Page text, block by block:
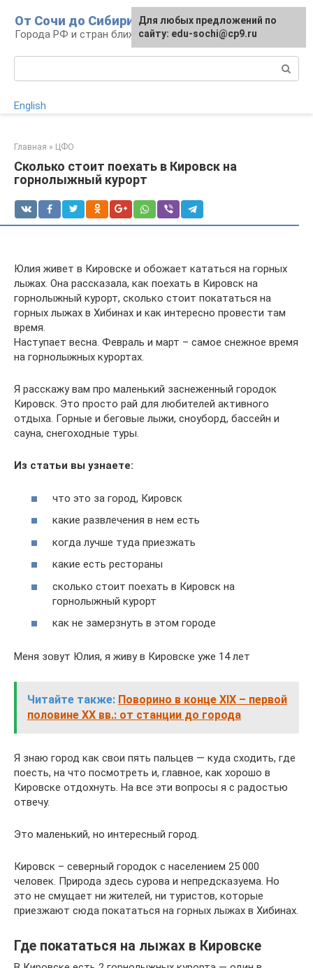
контенту
От Сочи до Сибири
Города РФ и стран ближнего зарубежья
English
Главная » ЦФО
Сколько стоит поехать в Кировск на
горнолыжный курорт
Юлия живет в Кировске и обожает кататься на горных
лыжах. Она рассказала, как поехать в Кировск на
горнолыжный курорт, сколько стоит покататься на
горных лыжах в Хибинах и как интересно провести там
время.
Наступает весна. Февраль и март – самое снежное время
на горнолыжных курортах.
Я расскажу вам про маленький заснеженный городок
Кировск. Это просто рай для любителей активного
отдыха. Горные и беговые лыжи, сноуборд, бассейн и
сауна, снегоходные туры.
Из статьи вы узнаете:
что это за город, Кировск
какие развлечения в нем есть
когда лучше туда приезжать
какие есть рестораны
сколько стоит поехать в Кировск на
горнолыжный курорт
как не замерзнуть в этом городе
Меня зовут Юлия, я живу в Кировске уже 14 лет
Читайте также: Поворино в конце XIX – первой
половине ХХ вв.: от станции до города
Я знаю город как свои пять пальцев — куда сходить, где
поесть, на что посмотреть и, главное, как хорошо в
Кировске отдохнуть. На все эти вопросы я с радостью
отвечу.
Это маленький, но интересный город.
Кировск – северный городок с населением 25 000
человек. Природа здесь сурова и непредсказуема. Но
это не смущает ни жителей, ни туристов, которые
приезжают сюда покататься на горных лыжах в Хибинах.
Где покататься на лыжах в Кировске
Для любых предложений по
сайту: edu-sochi@cp9.ru